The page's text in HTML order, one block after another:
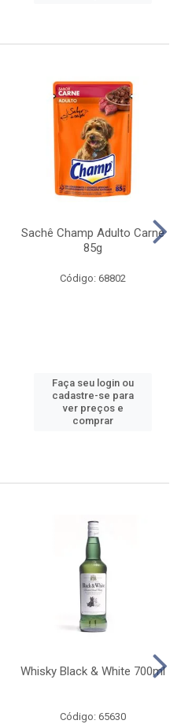
Sachê Champ Adulto Carne
85g
Código: 68802
Faça seu login ou
cadastre-se para
ver preços e
comprar
Whisky Black & White 700ml
Código: 65630